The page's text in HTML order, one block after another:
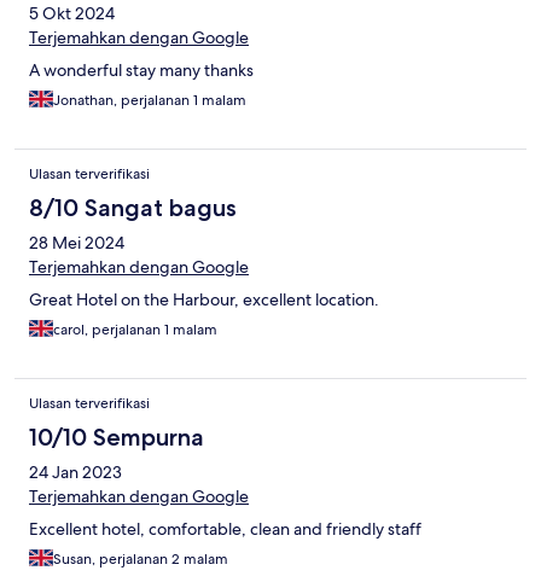
5 Okt 2024
Terjemahkan dengan Google
A wonderful stay many thanks
Jonathan, perjalanan 1 malam
Ulasan terverifikasi
8/10 Sangat bagus
28 Mei 2024
Terjemahkan dengan Google
Great Hotel on the Harbour, excellent location.
carol, perjalanan 1 malam
Ulasan terverifikasi
10/10 Sempurna
24 Jan 2023
Terjemahkan dengan Google
Excellent hotel, comfortable, clean and friendly staff
Susan, perjalanan 2 malam